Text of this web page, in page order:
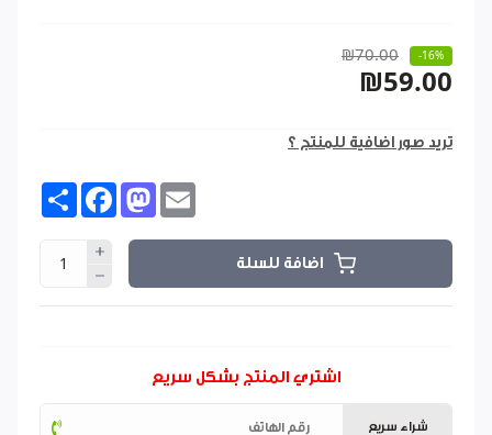
₪70.00 -16%
₪59.00
تريد صور اضافية للمنتج ؟
Share FacebookMastodon
اضافة للسلة
اشتري المنتج بشكل سريع
شراء سريع